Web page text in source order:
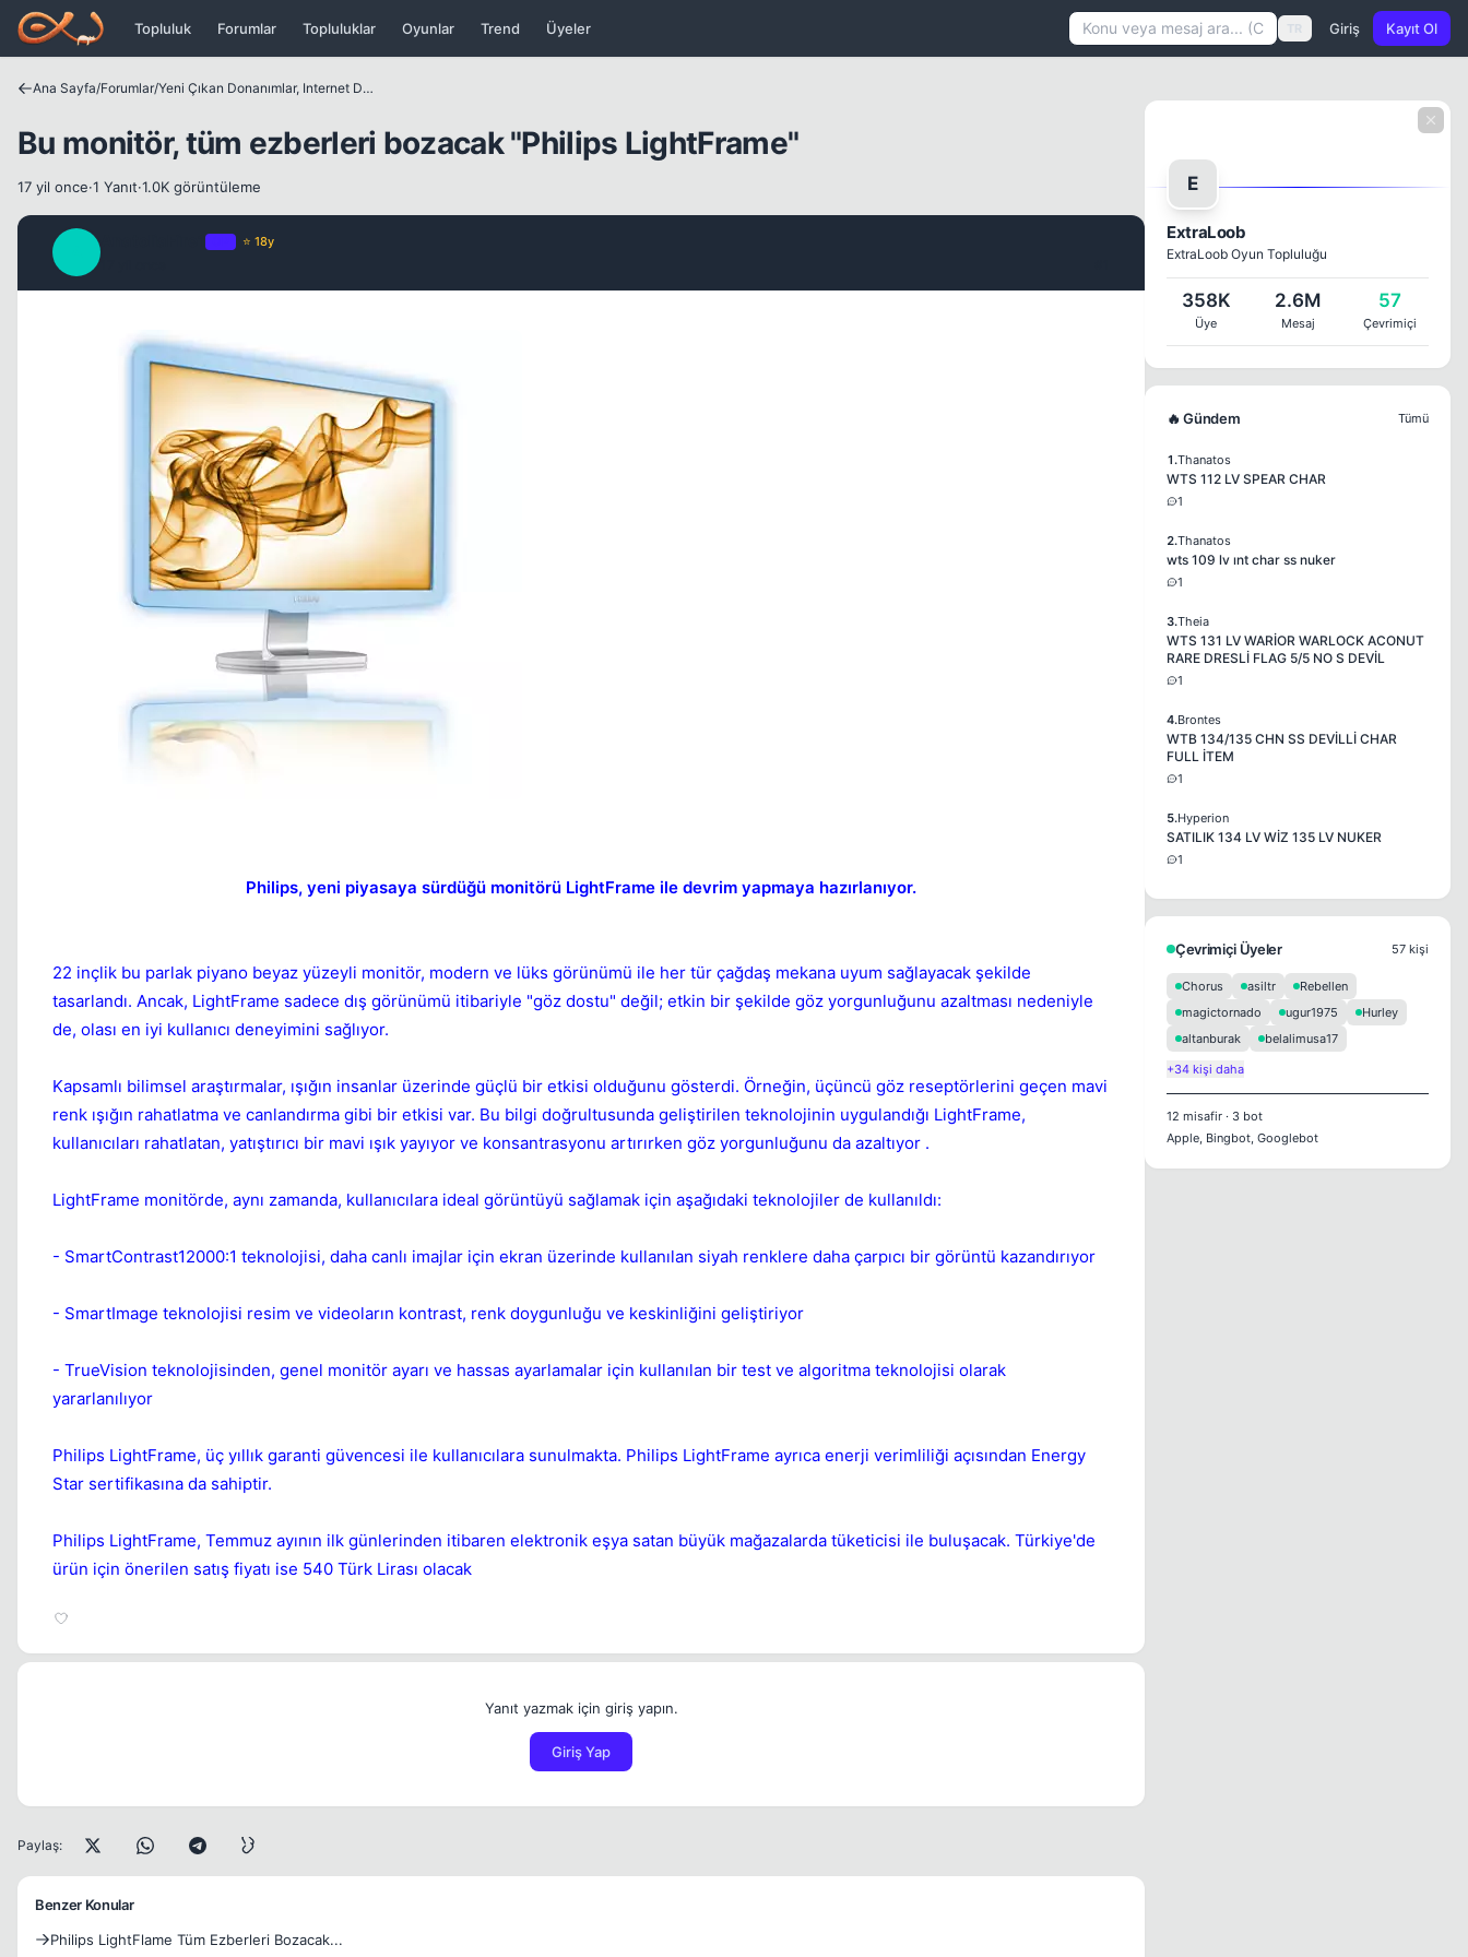
Icerige atla
Topluluk Forumlar Topluluklar Oyunlar Trend Üyeler TR Giriş Kayıt Ol
Ana Sayfa/Forumlar/ Yeni Çıkan Donanımlar, Internet Dünyası ve Benzer Konular
Bu monitör, tüm ezberleri bozacak "Philips LightFrame"
17 yil once·1 Yanıt·1.0K görüntüleme
💎
Bu kullanıcının son içeriğini de sil
⭐ 18y
Philips, yeni piyasaya sürdüğü monitörü LightFrame ile devrim yapmaya hazırlanıyor.
22 inçlik bu parlak piyano beyaz yüzeyli monitör, modern ve lüks görünümü ile her tür çağdaş mekana uyum sağlayacak şekilde
tasarlandı. Ancak, LightFrame sadece dış görünümü itibariyle "göz dostu" değil; etkin bir şekilde göz yorgunluğunu azaltması nedeniyle
de, olası en iyi kullanıcı deneyimini sağlıyor.
Kapsamlı bilimsel araştırmalar, ışığın insanlar üzerinde güçlü bir etkisi olduğunu gösterdi. Örneğin, üçüncü göz reseptörlerini geçen mavi
renk ışığın rahatlatma ve canlandırma gibi bir etkisi var. Bu bilgi doğrultusunda geliştirilen teknolojinin uygulandığı LightFrame,
kullanıcıları rahatlatan, yatıştırıcı bir mavi ışık yayıyor ve konsantrasyonu artırırken göz yorgunluğunu da azaltıyor .
LightFrame monitörde, aynı zamanda, kullanıcılara ideal görüntüyü sağlamak için aşağıdaki teknolojiler de kullanıldı:
- SmartContrast12000:1 teknolojisi, daha canlı imajlar için ekran üzerinde kullanılan siyah renklere daha çarpıcı bir görüntü kazandırıyor
- SmartImage teknolojisi resim ve videoların kontrast, renk doygunluğu ve keskinliğini geliştiriyor
- TrueVision teknolojisinden, genel monitör ayarı ve hassas ayarlamalar için kullanılan bir test ve algoritma teknolojisi olarak
yararlanılıyor
Philips LightFrame, üç yıllık garanti güvencesi ile kullanıcılara sunulmakta. Philips LightFrame ayrıca enerji verimliliği açısından Energy
Star sertifikasına da sahiptir.
Philips LightFrame, Temmuz ayının ilk günlerinden itibaren elektronik eşya satan büyük mağazalarda tüketicisi ile buluşacak. Türkiye'de
ürün için önerilen satış fiyatı ise 540 Türk Lirası olacak
Yanıt yazmak için giriş yapın.
Giriş Yap
Paylaş:
Benzer Konular
Philips LightFlame Tüm Ezberleri Bozacak...
E
ExtraLoob
ExtraLoob Oyun Topluluğu
358K
Üye
2.6M
Mesaj
57
Çevrimiçi
🔥 Gündem Tümü
1.Thanatos
WTS 112 LV SPEAR CHAR
1
2.Thanatos
wts 109 lv ınt char ss nuker
1
3.Theia
WTS 131 LV WARİOR WARLOCK ACONUT
RARE DRESLİ FLAG 5/5 NO S DEVİL
1
4.Brontes
WTB 134/135 CHN SS DEVİLLİ CHAR
FULL İTEM
1
5.Hyperion
SATILIK 134 LV WİZ 135 LV NUKER
1
Çevrimiçi Üyeler 57 kişi
Chorus asiltr
Rebellen
magictornado
ugur1975
Hurley
altanburak
belalimusa17
+34 kişi daha
12 misafir · 3 bot
Apple, Bingbot, Googlebot